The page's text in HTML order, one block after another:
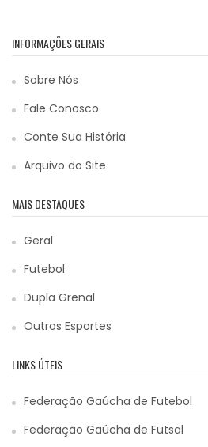
INFORMAÇÕES GERAIS
Sobre Nós
Fale Conosco
Conte Sua História
Arquivo do Site
MAIS DESTAQUES
Geral
Futebol
Dupla Grenal
Outros Esportes
LINKS ÚTEIS
Federação Gaúcha de Futebol
Federação Gaúcha de Futsal